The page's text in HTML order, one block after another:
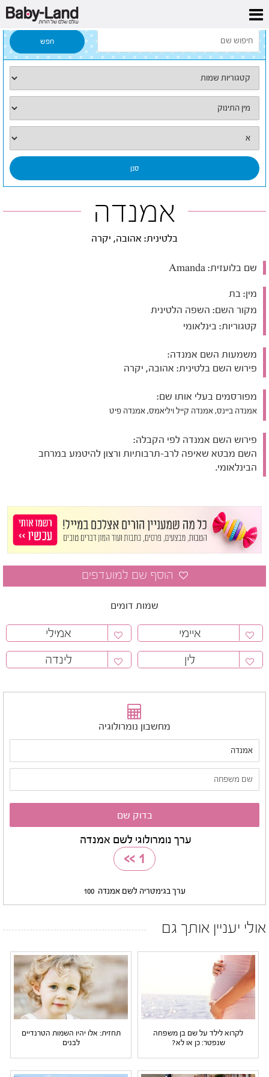
דף הבית
אמנדה
בלטינית: אהובה, יקרה
שם בלועזית:
מין: בת
מקור השם: השפה הלטינית
קטגוריות: בינלאומי
משמעות השם אמנדה:
פירוש השם בלטינית: אהובה, יקרה
מפורסמים בעלי אותו שם:
אמנדה ביינס, אמנדה קייל ויליאמס, אמנדה פיט
פירוש השם אמנדה לפי הקבלה:
השם מבטא שאיפה לרב-תרבותיות ורצון להיטמע במרחב
הבינלאומי.
שמות דומים
איימי
אמילי
לין
לינדה
מחשבון נומרולוגיה
ערך נומרולוגי לשם אמנדה
1
>>
ערך בגימטריה לשם אמנדה 100
אולי יעניין אותך גם
לקרוא לילד על שם בן משפחה
שנפטר: כן או לא?
תחזית: אלו יהיו השמות הטרנדיים
לבנים